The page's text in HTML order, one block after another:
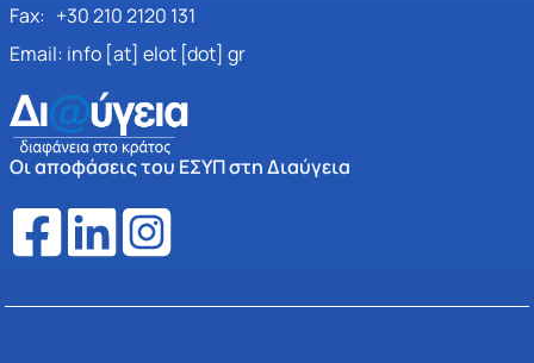
Fax: +30 210 2120 131
Email: info [at] elot [dot] gr
Οι αποφάσεις του ΕΣΥΠ στη Διαύγεια